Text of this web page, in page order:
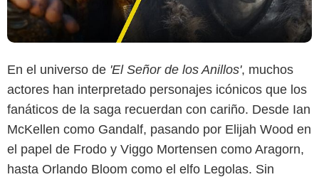
En el universo de 'El Señor de los Anillos', muchos
actores han interpretado personajes icónicos que los
fanáticos de la saga recuerdan con cariño. Desde Ian
McKellen como Gandalf, pasando por Elijah Wood en
el papel de Frodo y Viggo Mortensen como Aragorn,
hasta Orlando Bloom como el elfo Legolas. Sin